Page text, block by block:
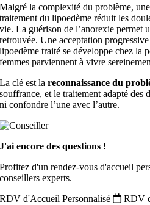
Malgré la complexité du problème,
traitement du lipoedème réduit les
vie. La guérison de l’anorexie permet
retrouvée. Une acceptation
lipoedème traité se développe chez la
femmes parviennent à vivre
La clé est lareconnaissance du
souffrance, et le traitement adapté des
ni confondre l’une avec l’autre.
J'ai encore des questions !
Profitez d'un rendez-vous d'accueil
conseillers experts.
RDV d'Accueil Personnalisé
RDV